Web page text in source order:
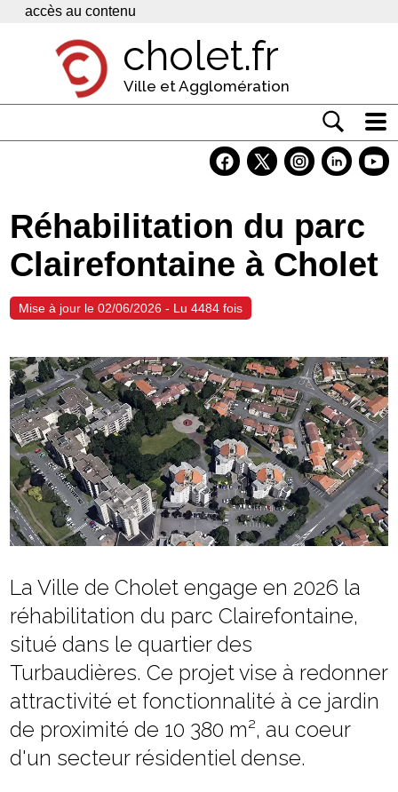
Panneau de gestion des cookies
accès au contenu
cholet.fr
Ville et Agglomération
Economie
Services
Contacts
Réhabilitation du parc
Clairefontaine à Cholet
Mise à jour le 02/06/2026 - Lu 4484 fois
La Ville de Cholet engage en 2026 la
réhabilitation du parc Clairefontaine,
situé dans le quartier des
Turbaudières. Ce projet vise à redonner
attractivité et fonctionnalité à ce jardin
de proximité de 10 380 m², au coeur
d'un secteur résidentiel dense.